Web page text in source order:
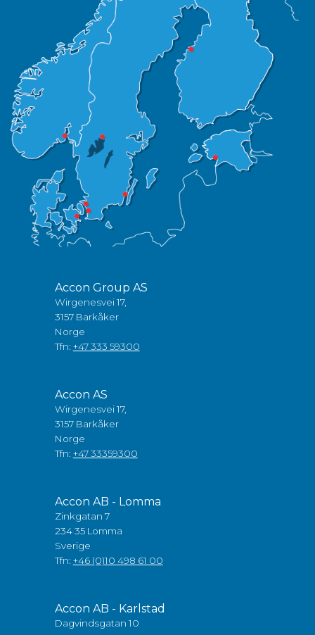
Accon Group AS
Wirgenesvei 17,
3157 Barkåker
Norge
Tfn: +47 333 59300
Accon AS
Wirgenesvei 17,
3157 Barkåker
Norge
Tfn: +47 33359300
Accon AB - Lomma
Zinkgatan 7
234 35 Lomma
Sverige
Tfn: +46 (0)10 498 61 00
Accon AB - Karlstad
Dagvindsgatan 10